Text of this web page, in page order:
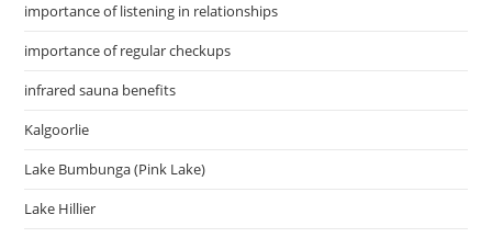
importance of listening in relationships
importance of regular checkups
infrared sauna benefits
Kalgoorlie
Lake Bumbunga (Pink Lake)
Lake Hillier